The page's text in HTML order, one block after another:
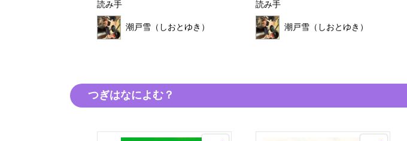
読み手
潮戸雪（しおとゆき）
読み手
潮戸雪（しおとゆき）
つぎはなによむ？